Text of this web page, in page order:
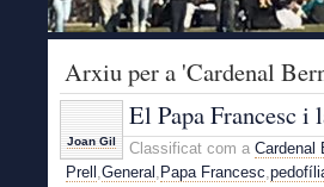
Arxiu per a 'Cardenal
Joan Gil
El Papa Francesc i
Classificat com a Cardenal
Prell ,General , Papa Francesc,